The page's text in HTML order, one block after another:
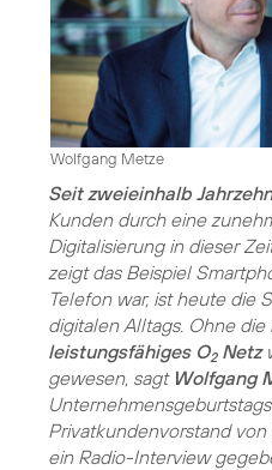
Wolfgang Metze
Seit zweieinhalb
Kunden durch eine
Digitalisierung in dieser
zeigt das Beispiel
Telefon war, ist heute die
digitalen Alltags. Ohne
leistungsfähiges O2Netz
gewesen, sagt Wolfgang
Privatkundenvorstand
ein Radio-Interview